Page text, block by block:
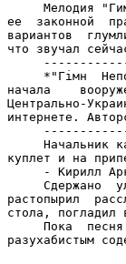
Мелодия
ее  законной
вариантов
что звучал
*"Гiмн
начала
Центрально-
интернете.
Начальник
куплет и на
- Кирилл
Сдержано
растопырил
стола, погладил
Пока
разухабистым